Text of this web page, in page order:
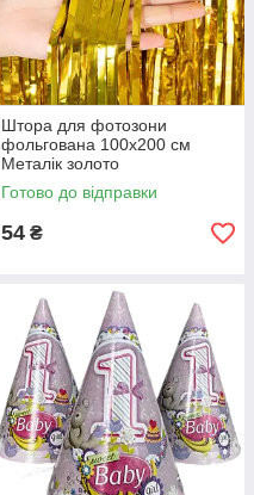
Штора для фотозони
фольгована 100х200 см
Металік золото
Готово до відправки
54 ₴